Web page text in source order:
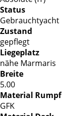
Status
Gebrauchtyacht
Zustand
gepflegt
Liegeplatz
nähe Marmaris
Breite
5.00
Material Rumpf
GFK